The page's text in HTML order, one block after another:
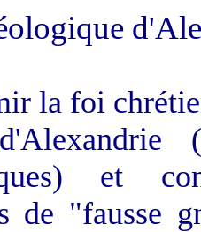
la foi
et
de "fausse